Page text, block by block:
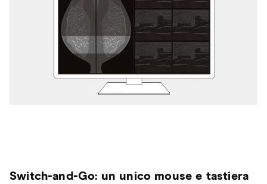
Switch-and-Go: un unico mouse e tastiera